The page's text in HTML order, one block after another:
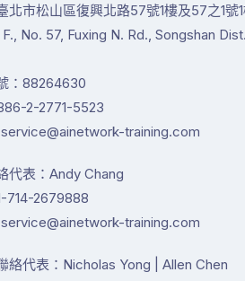
北市松山區復興北路57號1樓及57之1號
F., No. 57, Fuxing N. Rd., Songshan
：88264630
2-2771-5523
training.com
代表：Andy Chang
714-2679888
training.com
絡代表：Nicholas Yong | Allen Chen